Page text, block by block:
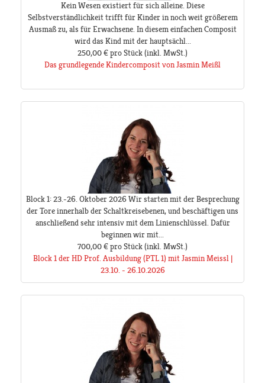
Kein Wesen existiert für sich alleine. Diese
Selbstverständlichkeit trifft für Kinder in noch weit größerem
Ausmaß zu, als für Erwachsene. In diesem einfachen Composit
wird das Kind mit der hauptsächl...
250,00 €pro Stück(inkl. MwSt.)
Das grundlegende Kindercomposit von Jasmin Meißl
Block 1: 23.-26. Oktober 2026 Wir starten mit der Besprechung
der Tore innerhalb der Schaltkreisebenen, und beschäftigen uns
anschließend sehr intensiv mit dem Linienschlüssel. Dafür
beginnen wir mit...
700,00 €pro Stück(inkl. MwSt.)
Block 1 der HD Prof. Ausbildung (PTL 1) mit Jasmin Meissl |
23.10. - 26.10.2026